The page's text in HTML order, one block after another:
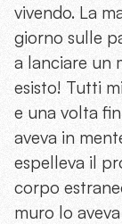
vivendo. La
giorno sulle
a lanciare un
esisto! Tutti
e una volta
aveva in
espelleva il
corpo
muro lo